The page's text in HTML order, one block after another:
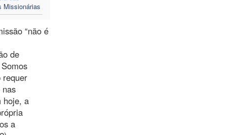
Missionárias
“não é
de
requer
hoje, a
a